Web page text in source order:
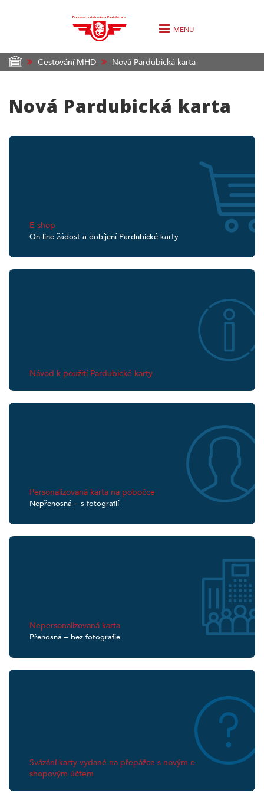
MENU
Cestování MHD Nová Pardubická karta
Nová Pardubická karta
E-shop
On-line žádost a dobíjení Pardubické karty
Návod k použití Pardubické karty
Personalizovaná karta na pobočce
Nepřenosná – s fotografií
Ne­personalizovaná karta
Přenosná – bez fotografie
Svázání karty vydané na přepážce s novým e-
shopovým účtem